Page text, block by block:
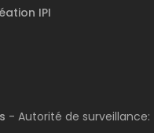
IPI
- Autorité de surveillance: